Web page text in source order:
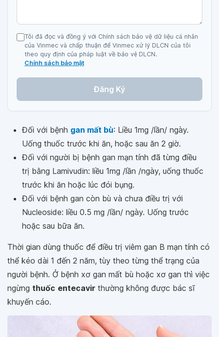
Tôi đã đọc và đồng ý với Chính sách bảo vệ dữ liệu cá nhân
của Vinmec và chấp thuận để Vinmec xử lý DLCN của tôi
theo quy định của pháp luật về bảo vệ DLCN.
Chính sách bảo mật
Đăng Ký
Đối với bệnh gan mất bù: Liều 1mg /lần/ ngày.
Uống thuốc trước khi ăn, hoặc sau ăn 2 giờ.
Đối với người bị bệnh gan mạn tính đã từng điều
trị bằng Lamivudin: liều 1mg /lần /ngày, uống thuốc
trước khi ăn hoặc lúc đói bụng.
Đối với bệnh gan còn bù và chưa điều trị với
Nucleoside: liều 0.5 mg /lần/ ngày. Uống trước
hoặc sau bữa ăn.
Thời gian dùng thuốc để điều trị viêm gan B mạn tính có
thể kéo dài 1 đến 2 năm, tùy theo từng thể trạng của
người bệnh. Ở bệnh xơ gan mất bù hoặc xơ gan thì việc
ngừng thuốc entecavir thường không được bác sĩ
khuyến cáo.